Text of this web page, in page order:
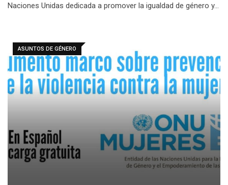
Naciones Unidas dedicada a promover la igualdad de género y…
ASUNTOS DE GÉNERO